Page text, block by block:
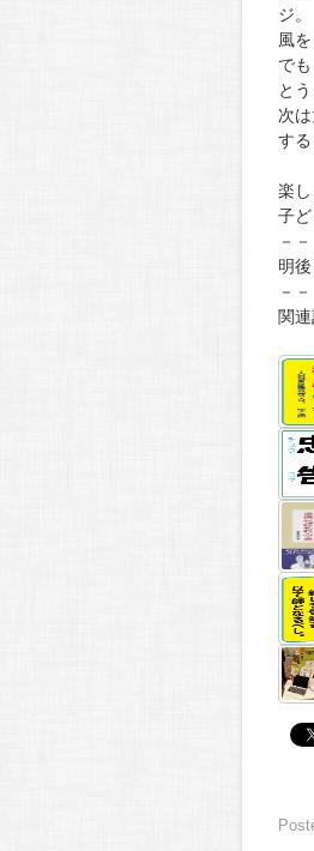
ジ。
風
で
と
次
す
楽
子
－－
明
－－
関連